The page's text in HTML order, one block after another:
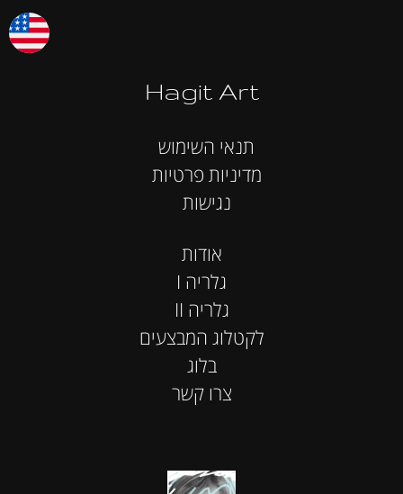
Hagit Art
אודות
I גלריה
II גלריה
לקטלוג המבצעים
בלוג
צרו קשר
תנאי השימוש
מדיניות פרטיות
נגישות